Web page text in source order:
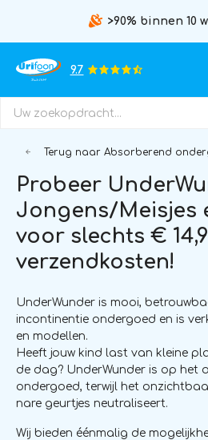
>90% binnen 10
9.7
Terug naar Absorberend
Probeer
Jongens/Meisjes
voor slechts €
verzendkosten!
UnderWunder is mooi,
incontinentie ondergoed en is
en modellen.
Heeft jouw kind last van kleine
de dag? UnderWunder is op het
ondergoed, terwijl het
nare geurtjes neutraliseert.
Wij bieden éénmalig de